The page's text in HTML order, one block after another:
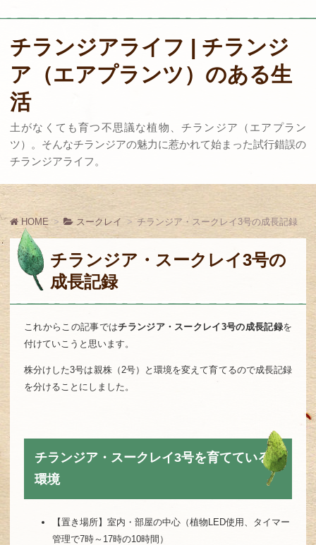
チランジアライフ | チランジ
ア（エアプランツ）のある生
活
土がなくても育つ不思議な植物、チランジア（エアプラン
ツ）。そんなチランジアの魅力に惹かれて始まった試行錯誤の
チランジアライフ。
HOME スークレイ チランジア・スークレイ3号の成長記録
チランジア・スークレイ3号の
成長記録
これからこの記事ではチランジア・スークレイ3号の成長記録を
付けていこうと思います。
株分けした3号は親株（2号）と環境を変えて育てるので成長記録
を分けることにしました。
チランジア・スークレイ3号を育てている
環境
【置き場所】室内・部屋の中心（植物LED使用、タイマー
管理で7時～17時の10時間）